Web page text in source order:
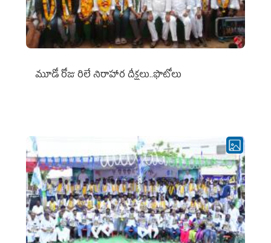
మూడో రోజు రిలే నిరాహార దీక్షలు..ఫొటోలు